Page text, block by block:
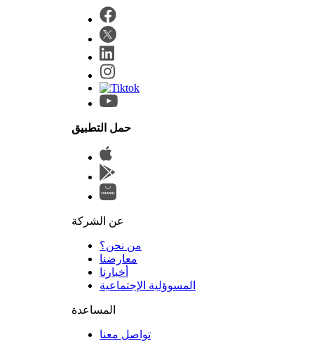
حمل التطبيق
عن الشركة
من نحن؟
المسوؤلية الإجتماعية
تواصل معنا